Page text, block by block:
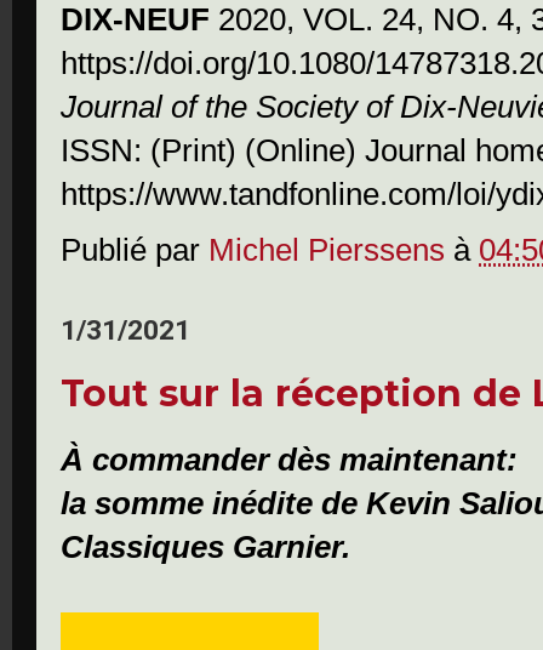
DIX-NEUF 2020, VOL. 24, NO. 4,
https://doi.org/10.1080/
Journal of the Society of Dix-
ISSN: (Print) (Online) Journal
https://www.tandfonline.com/loi/
Publié par Michel Pierssens à
1/31/2021
Tout sur la réception de
À commander dès maintenant:
la somme inédite de Kevin
Classiques Garnier.